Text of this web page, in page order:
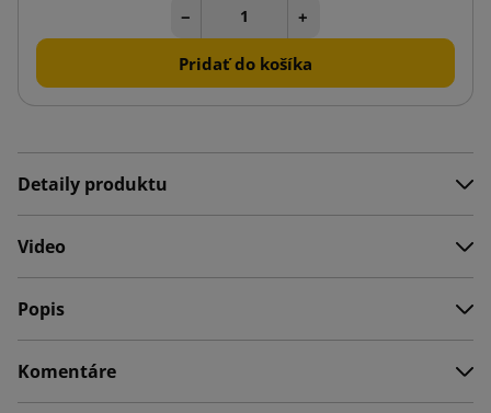
− +
Pridať do košíka
Detaily produktu
Video
Popis
Komentáre